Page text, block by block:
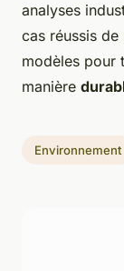
analyses
cas réussis de
modèles pour
manière
Environnement